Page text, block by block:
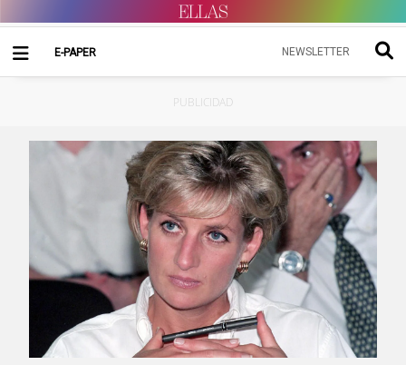
E-PAPER NEWSLETTER
PUBLICIDAD